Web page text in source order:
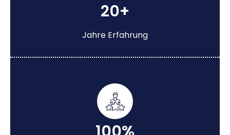
20+
Jahre Erfahrung